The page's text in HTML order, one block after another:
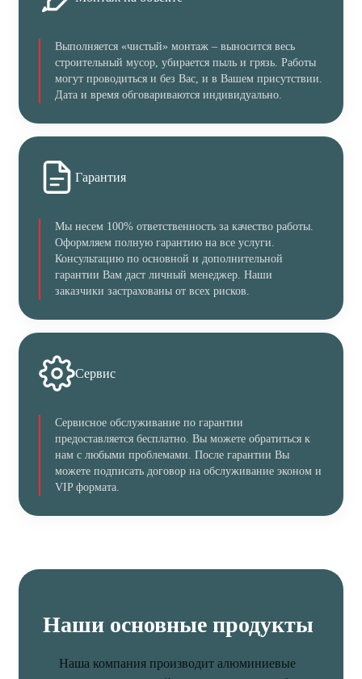
Выполняется «чистый» монтаж – выносится весь
строительный мусор, убирается пыль и грязь. Работы
могут проводиться и без Вас, и в Вашем присутствии.
Дата и время обговариваются индивидуально.
Гарантия
Мы несем 100% ответственность за качество работы.
Оформляем полную гарантию на все услуги.
Консультацию по основной и дополнительной
гарантии Вам даст личный менеджер. Наши
заказчики застрахованы от всех рисков.
Сервис
Сервисное обслуживание по гарантии
предоставляется бесплатно. Вы можете обратиться к
нам с любыми проблемами. После гарантии Вы
можете подписать договор на обслуживание эконом и
VIP формата.
Наши основные продукты
Наша компания производит алюминиевые